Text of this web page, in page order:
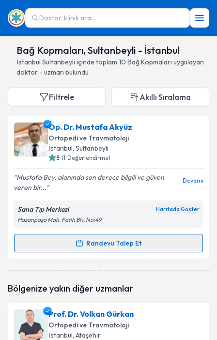
Doktor, klinik ara...
Bağ Kopmaları, Sultanbeyli - İstanbul
İstanbul Sultanbeyli içinde toplam 10 Bağ Kopmaları uygulayan
doktor - uzman bulundu
Filtrele Akıllı Sıralama
Op. Dr. Mustafa Akyüz
Ortopedi ve Travmatoloji
İstanbul, Sultanbeyli
5 (1 Değerlendirme)
Mustafa Bey, alanında son derece bilgili ve güven
veren bir...
Devamı
Sana Tıp Merkezi Haritada Göster
Hasanpaşa Mah. Fatih Blv. No:49
Randevu Talep Et
Randevu Takvimi Talebi
oluşturun. Size bu uzmandan randevu almanız için bir
E-posta Adresiniz
Bölgenize yakın diğer uzmanlar
Prof. Dr. Volkan Gürkan
Ortopedi ve Travmatoloji
İstanbul, Ataşehir